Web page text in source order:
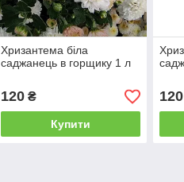
Хризантема біла
саджанець в горщику 1 л
120₴
Купити
120